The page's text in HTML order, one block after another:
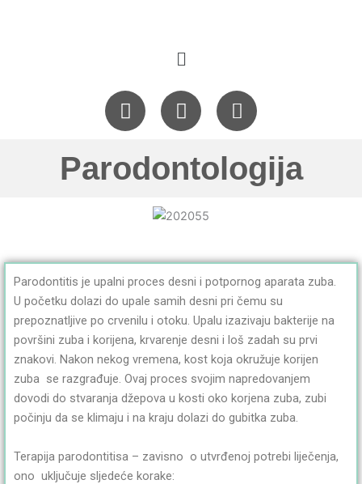
Menu
F
a
e
b
I
n
t
a
r
m
M
a
l
-
k
Parodontologija
Parodontitis je upalni proces desni i potpornog aparata zuba.
U početku dolazi do upale samih desni pri čemu su
prepoznatljive po crvenilu i otoku. Upalu izazivaju bakterije na
površini zuba i korijena, krvarenje desni i loš zadah su prvi
znakovi. Nakon nekog vremena, kost koja okružuje korijen
zuba se razgrađuje. Ovaj proces svojim napredovanjem
dovodi do stvaranja džepova u kosti oko korjena zuba, zubi
počinju da se klimaju i na kraju dolazi do gubitka zuba.
Terapija parodontitisa – zavisno o utvrđenoj potrebi liječenja,
ono uključuje sljedeće korake: